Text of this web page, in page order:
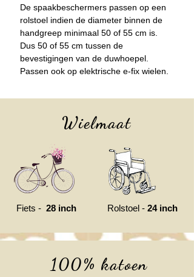
De spaakbeschermers passen op een
rolstoel indien de diameter binnen de
handgreep minimaal 50 of 55 cm is.
Dus 50 of 55 cm tussen de
bevestigingen van de duwhoepel.
Passen ook op elektrische e-fix wielen.
Wielmaat
Fiets - 28 inch Rolstoel - 24 inch
100% katoen